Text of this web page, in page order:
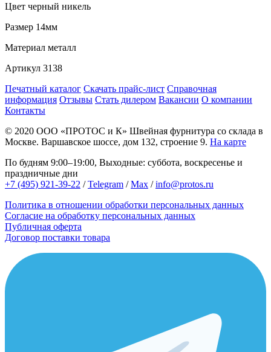
Цвет черный никель
Размер 14мм
Материал металл
Артикул 3138
Печатный каталог Скачать прайс-лист Справочная
информация Отзывы Стать дилером Вакансии О компании
Контакты
© 2020 ООО «ПРОТОС и К» Швейная фурнитура со склада в
Москве. Варшавское шоссе, дом 132, строение 9. На карте
По будням 9:00–19:00, Выходные: суббота, воскресенье и
праздничные дни
+7 (495) 921-39-22 /Telegram /Max /info@protos.ru
Политика в отношении обработки персональных данных
Согласие на обработку персональных данных
Публичная оферта
Договор поставки товара